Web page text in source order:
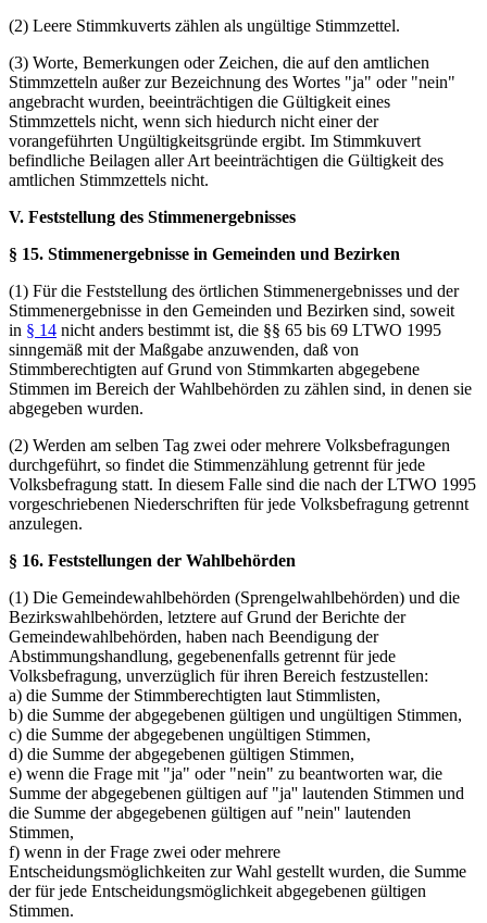
(2) Leere Stimmkuverts zählen als ungültige Stimmzettel.
(3) Worte, Bemerkungen oder Zeichen, die auf den amtlichen
Stimmzetteln außer zur Bezeichnung des Wortes "ja" oder "nein"
angebracht wurden, beeinträchtigen die Gültigkeit eines
Stimmzettels nicht, wenn sich hiedurch nicht einer der
vorangeführten Ungültigkeitsgründe ergibt. Im Stimmkuvert
befindliche Beilagen aller Art beeinträchtigen die Gültigkeit des
amtlichen Stimmzettels nicht.
V. Feststellung des Stimmenergebnisses
§ 15. Stimmenergebnisse in Gemeinden und Bezirken
(1) Für die Feststellung des örtlichen Stimmenergebnisses und der
Stimmenergebnisse in den Gemeinden und Bezirken sind, soweit
in § 14 nicht anders bestimmt ist, die §§ 65 bis 69 LTWO 1995
sinngemäß mit der Maßgabe anzuwenden, daß von
Stimmberechtigten auf Grund von Stimmkarten abgegebene
Stimmen im Bereich der Wahlbehörden zu zählen sind, in denen sie
abgegeben wurden.
(2) Werden am selben Tag zwei oder mehrere Volksbefragungen
durchgeführt, so findet die Stimmenzählung getrennt für jede
Volksbefragung statt. In diesem Falle sind die nach der LTWO 1995
vorgeschriebenen Niederschriften für jede Volksbefragung getrennt
anzulegen.
§ 16. Feststellungen der Wahlbehörden
(1) Die Gemeindewahlbehörden (Sprengelwahlbehörden) und die
Bezirkswahlbehörden, letztere auf Grund der Berichte der
Gemeindewahlbehörden, haben nach Beendigung der
Abstimmungshandlung, gegebenenfalls getrennt für jede
Volksbefragung, unverzüglich für ihren Bereich festzustellen:
a) die Summe der Stimmberechtigten laut Stimmlisten,
b) die Summe der abgegebenen gültigen und ungültigen Stimmen,
c) die Summe der abgegebenen ungültigen Stimmen,
d) die Summe der abgegebenen gültigen Stimmen,
e) wenn die Frage mit "ja" oder "nein" zu beantworten war, die
Summe der abgegebenen gültigen auf "ja'' lautenden Stimmen und
die Summe der abgegebenen gültigen auf "nein'' lautenden
Stimmen,
f) wenn in der Frage zwei oder mehrere
Entscheidungsmöglichkeiten zur Wahl gestellt wurden, die Summe
der für jede Entscheidungsmöglichkeit abgegebenen gültigen
Stimmen.